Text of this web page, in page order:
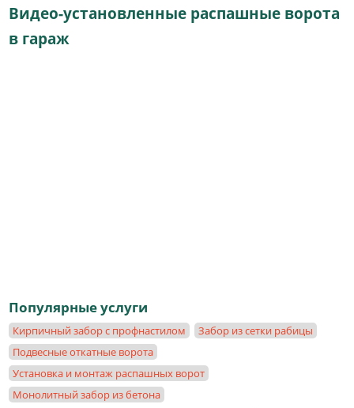
Видео-установленные распашные ворота
в гараж
Популярные услуги
Кирпичный забор с профнастилом
Забор из сетки рабицы
Подвесные откатные ворота
Установка и монтаж распашных ворот
Монолитный забор из бетона